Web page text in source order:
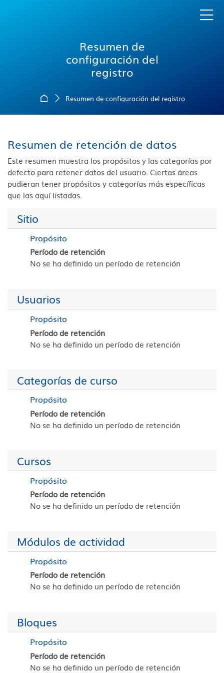
Resumen de
configuración del
registro
Página Principal
Resumen de configuración del registro
Resumen de retención de datos
Este resumen muestra los propósitos y las categorías por
defecto para retener datos del usuario. Ciertas áreas
pudieran tener propósitos y categorías más específicas
que las aquí listadas.
Sitio
Propósito
Período de retención
No se ha definido un período de retención
Usuarios
Propósito
Período de retención
No se ha definido un período de retención
Categorías de curso
Propósito
Período de retención
No se ha definido un período de retención
Cursos
Propósito
Período de retención
No se ha definido un período de retención
Módulos de actividad
Propósito
Período de retención
No se ha definido un período de retención
Bloques
Propósito
Período de retención
No se ha definido un período de retención